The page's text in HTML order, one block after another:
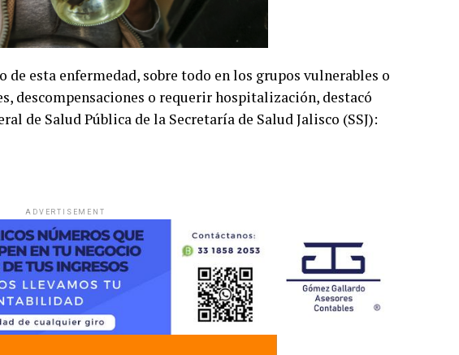
esta enfermedad, sobre todo en los grupos vulnerables o
descompensaciones o requerir hospitalización, destacó
de Salud Pública de la Secretaría de Salud Jalisco (SSJ):
ADVERTISEMENT